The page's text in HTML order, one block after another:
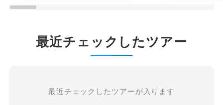
最近チェックしたツアー
最近チェックしたツアーが入ります